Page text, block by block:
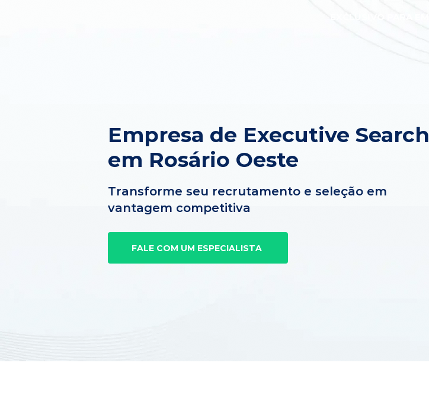
Empresa de Executive Search
em Rosário Oeste
Transforme seu recrutamento e seleção em
vantagem competitiva
FALE COM UM ESPECIALISTA